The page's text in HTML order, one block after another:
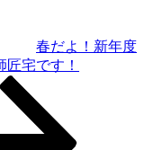
春だよ！新年度
宅です！